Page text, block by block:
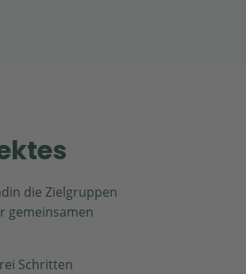
die Zielgruppen
gemeinsamen
Schritten